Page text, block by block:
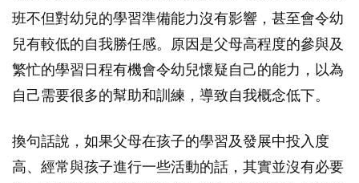
班不但對幼兒的學習準備能力沒有影響，甚至會令幼
兒有較低的自我勝任感。原因是父母高程度的參與及
繁忙的學習日程有機會令幼兒懷疑自己的能力，以為
自己需要很多的幫助和訓練，導致自我概念低下。
換句話說，如果父母在孩子的學習及發展中投入度
高、經常與孩子進行一些活動的話，其實並沒有必要